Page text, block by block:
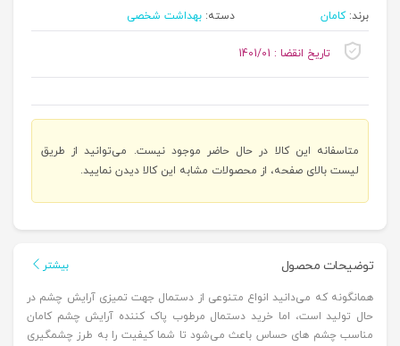
برند:کامان دسته:بهداشت شخصی
تاریخ انقضا : 1401/01
متاسفانه این کالا در حال حاضر موجود نیست. می‌توانید از طریق
لیست بالای صفحه، از محصولات مشابه این کالا دیدن نمایید.
توضیحات محصول بیشتر
همانگونه که می‌دانید انواع متنوعی از دستمال جهت تمیزی آرایش چشم در
حال تولید است، اما خرید دستمال مرطوب پاک کننده آرایش چشم کامان
مناسب چشم های حساس باعث می‌شود تا شما کیفیت را به طرز چشمگیری